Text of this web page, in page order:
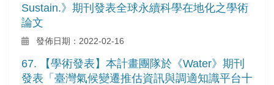
Sustain.》期刊發表全球永續科學在地化之學術
論文
發佈日期：2022-02-16
67. 【學術發表】本計畫團隊於《Water》期刊
發表「臺灣氣候變遷推估資訊與調適知識平台十